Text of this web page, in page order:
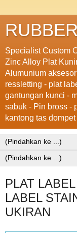
Specialist Custom
Zinc Alloy Plat
Alumunium
ressletting - plat
gantungan kunci -
sabuk - Pin bross -
kantong tas dompet
PLAT
LABEL
UKIRAN